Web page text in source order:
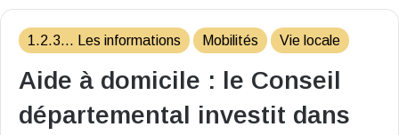
1.2.3... Les informations Mobilités Vie locale
Aide à domicile : le Conseil
départemental investit dans